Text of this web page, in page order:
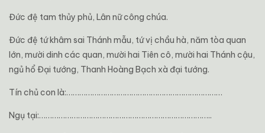
Đức đệ tam thủy phủ, Lân nữ công chúa.
Đức đệ tứ khâm sai Thánh mẫu, tứ vị chầu hà, năm tòa quan
lớn, mười dinh các quan, mười hai Tiên cô, mười hai Thánh cậu,
ngủ hổ Đại tướng, Thanh Hoàng Bạch xà đại tướng.
Tín chủ con là:………………………………………………………………
Ngụ tại:……………………………………………………………………..